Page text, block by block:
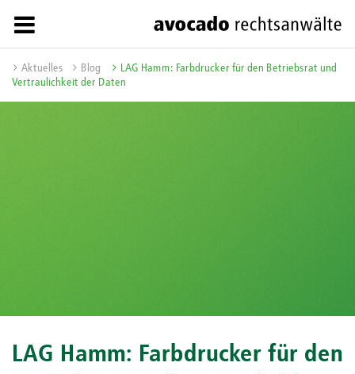
Aktuelles Blog
LAG Hamm: Farbdrucker für den Betriebsrat und
Vertraulichkeit der Daten
LAG Hamm: Farbdrucker für den